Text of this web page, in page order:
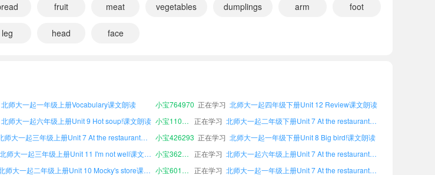
do you like, Ken?
在餐厅里
do you like, Ann?
fruit meat vegetables dumplings arm foot
leg head face
北师大一起一年级上册Vocabulary课文朗读 小宝764970 正在学习 北师大一起四年级下册Unit 12 Review课文朗读
北师大一起六年级上册Unit 9 Hot soup!课文朗读 小宝110087 正在学习
北师大一起二年级下册Unit 7 At the restaurant课文朗读
北师大一起三年级上册Unit 7 At the restaurant课文朗读 小宝426293 正在学习 北师大一起一年级下册Unit 8 Big bird!课文朗读
北师大一起三年级上册Unit 11 I'm not well课文朗读 小宝362905 正在学习
北师大一起六年级上册Unit 7 At the restaurant课文朗读
北师大一起二年级上册Unit 10 Mocky's store课文朗读 小宝601947 正在学习 北师大一起一年级上册Unit 7 At the restaurant课文朗读